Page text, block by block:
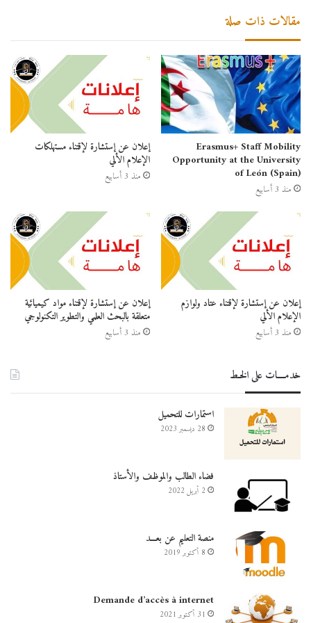
مقالات ذات صلة
Erasmus+ Staff Mobility
Opportunity at the University
of León (Spain)
منذ 3 أسابيع
إعلان عن إستشارة لإقتناء مستهلكات
الإعلام الألي
منذ 3 أسابيع
إعلان عن إستشارة لإقتناء عتاد ولوازم
الإعلام الألي
منذ 3 أسابيع
إعلان عن إستشارة لإقتناء مواد كيميائية
متعلقة بالبحث العلمي والتطوير التكنولوجي
منذ 3 أسابيع
خدمــــات على الخـط
استمارات للتحميل
28 ديسمبر 2023
فضاء الطالب والموظف والأستاذ
2 أبريل 2022
منصة التعليم عن بعـــد
8 أكتوبر 2019
Demande d’accès à internet
31 أكتوبر 2021